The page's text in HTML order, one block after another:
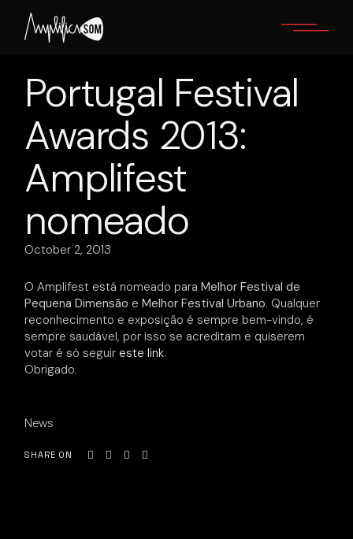
content
Portugal Festival
Awards 2013:
Amplifest
nomeado
October 2, 2013
O Amplifest está nomeado paraMelhor Festival de
Pequena Dimensão eMelhor Festival Urbano. Qualquer
reconhecimento e exposição é sempre bem-vindo, é
sempre saudável, por isso se acreditam e quiserem
votar é só seguir este link.
Obrigado.
News
SHARE ON